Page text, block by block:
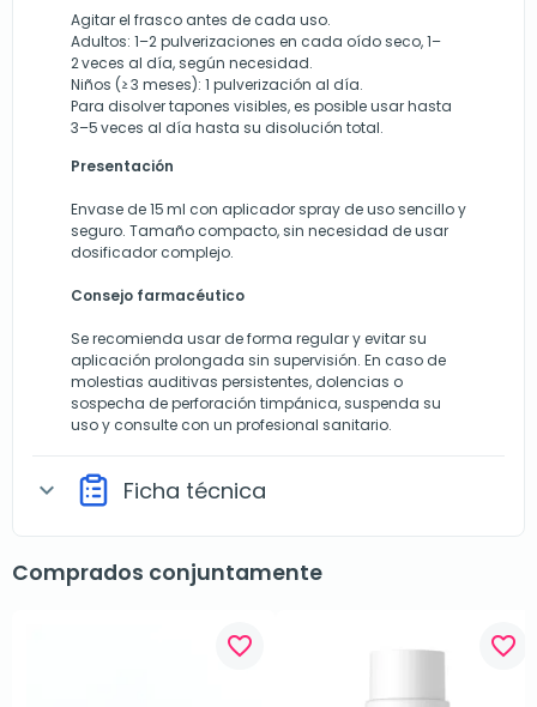
Agitar el frasco antes de cada uso.
Adultos: 1–2 pulverizaciones en cada oído seco, 1–
2 veces al día, según necesidad.
Niños (≥ 3 meses): 1 pulverización al día.
Para disolver tapones visibles, es posible usar hasta
3–5 veces al día hasta su disolución total.
Presentación
Envase de 15 ml con aplicador spray de uso sencillo y
seguro. Tamaño compacto, sin necesidad de usar
dosificador complejo.
Consejo farmacéutico
Se recomienda usar de forma regular y evitar su
aplicación prolongada sin supervisión. En caso de
molestias auditivas persistentes, dolencias o
sospecha de perforación timpánica, suspenda su
uso y consulte con un profesional sanitario.
expand_more Ficha técnica
Comprados conjuntamente
favorite_border favorite_border